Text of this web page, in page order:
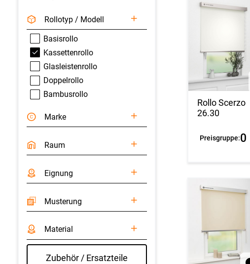
Rollotyp / Modell
Basis­rollo
Kassetten­rollo
Glasleisten­rollo
Doppel­rollo
Bambus­rollo
Marke
Raum
Eignung
Musterung
Material
Zubehör / Ersatzteile
Rollo Scerzo
26.30
Preisgruppe:0